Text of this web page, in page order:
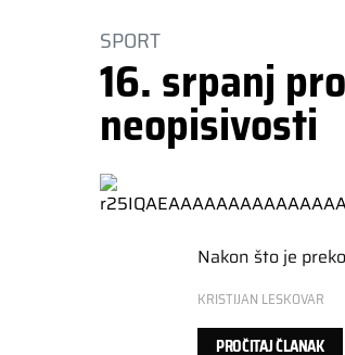
SPORT
16. srpanj
neopisivosti
Nakon što je
KRISTIJAN LESKOVAR
PROČITAJ ČLANAK